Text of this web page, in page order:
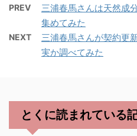
PREV
三浦春馬さんは天然成
集めてみた
NEXT
三浦春馬さんが契約更
実か調べてみた
とくに読まれている